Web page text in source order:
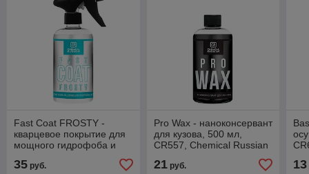
Fast Coat FROSTY -
кварцевое покрытие для
мощного гидрофоба и
Chemical Russian
35 руб.
Pro Wax - наноконсервант
для кузова, 500 мл,
CR557, Chemical Russian
21руб. 13